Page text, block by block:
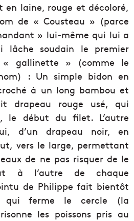
en laine, rouge et décoloré,
de « Cousteau » (parce
» lui-même qui lui a
soudain le premier
gallinette » (comme le
: Un simple bidon en
à un long bambou et
drapeau rouge usé, qui
le début du filet. L’autre
d’un drapeau noir, en
vers le large, permettant
de ne pas risquer de le
à l’autre de chaque
de Philippe fait bientôt
qui ferme le cercle (la
les poissons pris au